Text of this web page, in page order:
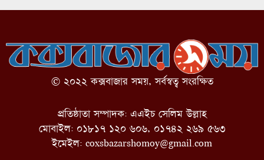
© ২০২২ কক্সবাজার সময়, সর্বস্বত্ব সংরক্ষিত
প্রতিষ্ঠাতা সম্পাদক: এএইচ সেলিম উল্লাহ
মোবাইল: ০১৮১৭ ১২০ ৬০৬, ০১৭৪২ ২৬৯ ৫৬৩
ইমেইল: coxsbazarshomoy@gmail.com